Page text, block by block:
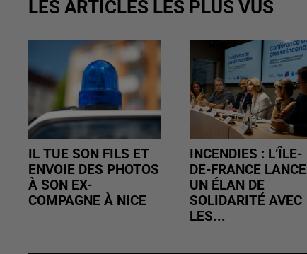
LES ARTICLES LES PLUS VUS
IL TUE SON FILS ET
ENVOIE DES PHOTOS
À SON EX-
COMPAGNE À NICE
INCENDIES : L’ÎLE-
DE-FRANCE LANCE
UN ÉLAN DE
SOLIDARITÉ AVEC
LES...